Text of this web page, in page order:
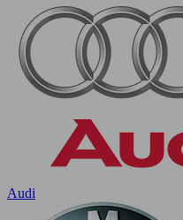
Audi